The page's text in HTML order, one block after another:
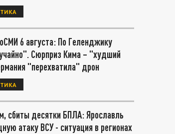
6 августа: По Геленджику
Сюрприз Кима – "худший
"перехватила" дрон
сбиты десятки БПЛА: Ярославль
атаку ВСУ - ситуация в регионах